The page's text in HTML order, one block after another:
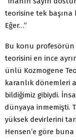
teorisine tek
Eğer…”
Bu konu profesörün
teorisini en ince
ünlü Kozmogene
karanlık dönemleri
bildiğimiz gibiydi.
dünyaya inmemişti.
yüksek devirlerini
Hensen’e göre